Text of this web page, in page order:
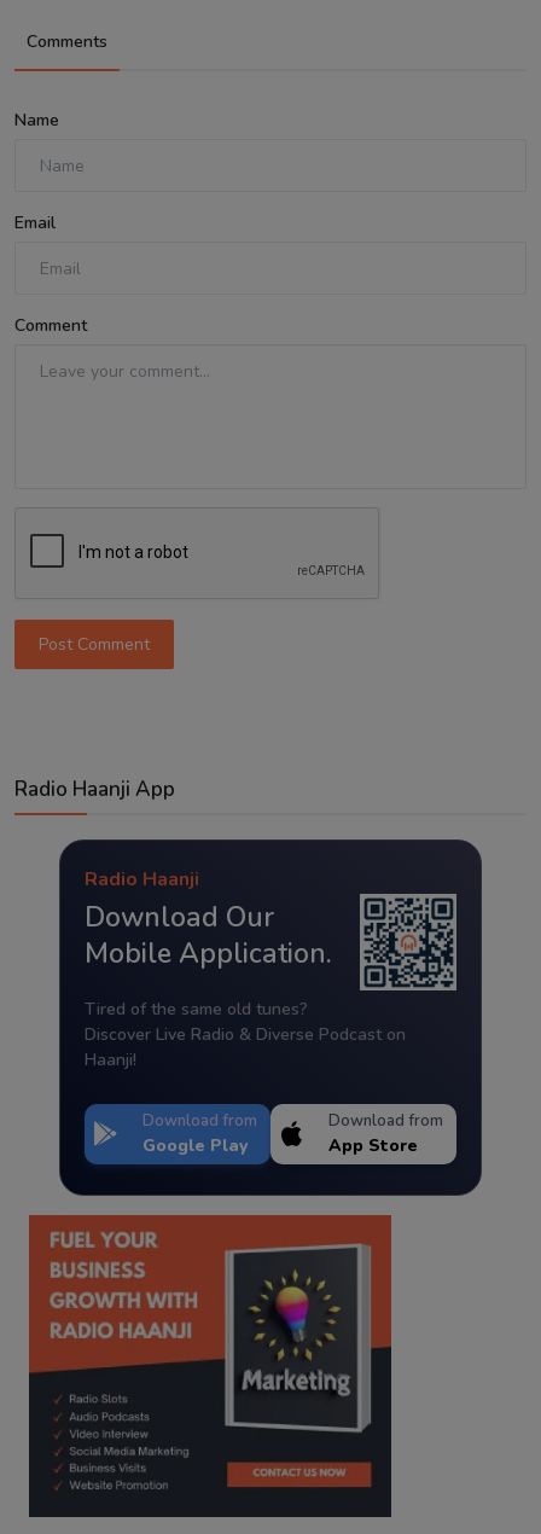
Comments
Name
Email
Comment
Post Comment
Radio Haanji App
Radio Haanji
Download Our
Mobile Application.
Tired of the same old tunes?
Discover Live Radio & Diverse Podcast on
Haanji!
Download from
Google Play
Download from
App Store